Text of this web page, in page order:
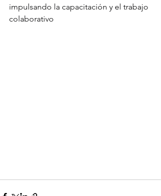
impulsando la capacitación y el trabajo
colaborativo